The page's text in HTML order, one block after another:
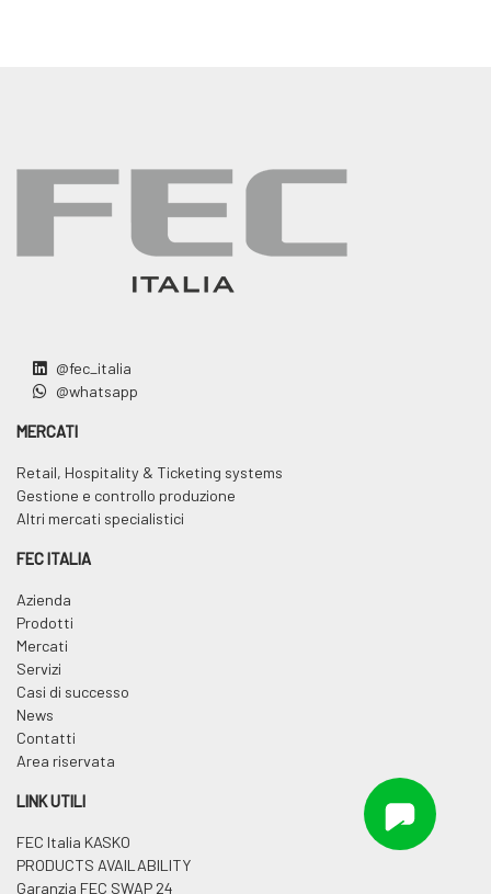
@fec_italia
@whatsapp
MERCATI
Retail, Hospitality & Ticketing systems
Gestione e controllo produzione
Altri mercati specialistici
FEC ITALIA
Azienda
Prodotti
Mercati
Servizi
Casi di successo
News
Contatti
Area riservata
LINK UTILI
FEC Italia KASKO
PRODUCTS AVAILABILITY
Garanzia FEC SWAP 24